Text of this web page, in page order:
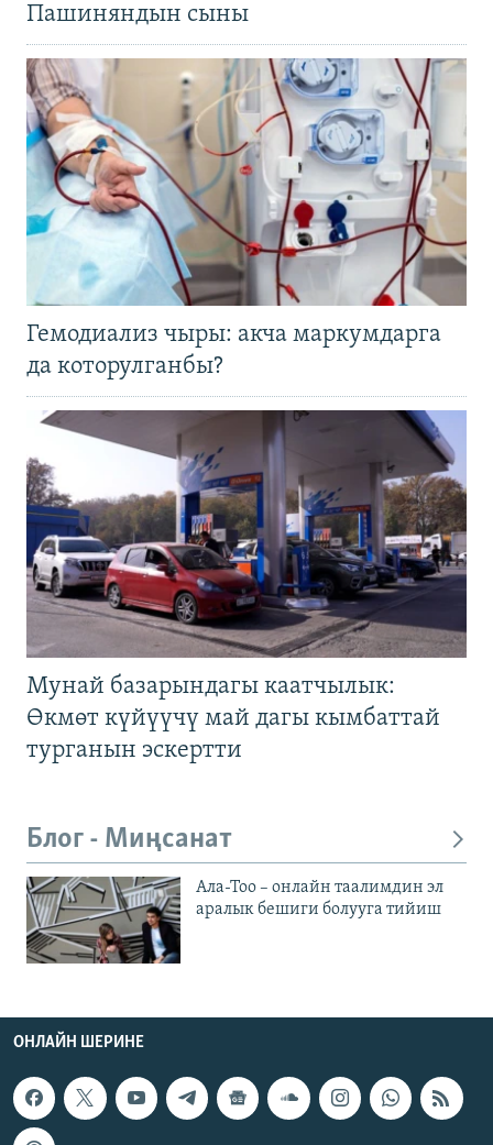
Пашиняндын сыны
Гемодиализ чыры: акча маркумдарга
да которулганбы?
Мунай базарындагы каатчылык:
Өкмөт күйүүчү май дагы кымбаттай
турганын эскертти
Блог - Миңсанат
Ала-Тоо – онлайн таалимдин эл
аралык бешиги болууга тийиш
ОНЛАЙН ШЕРИНЕ